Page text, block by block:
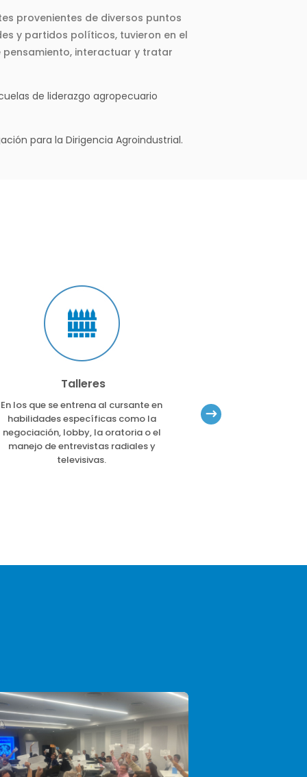
provenientes de diversos puntos
y partidos políticos, tuvieron en el
pensamiento, interactuar y tratar
de liderazgo agropecuario
para la Dirigencia Agroindustrial.
Talleres
En los que se entrena al cursante en
habilidades específicas como la
negociación, lobby, la oratoria o el
manejo de entrevistas radiales y
televisivas.